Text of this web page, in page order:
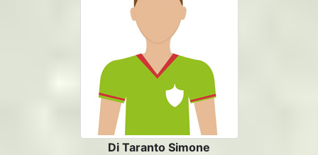
Di Taranto Simone